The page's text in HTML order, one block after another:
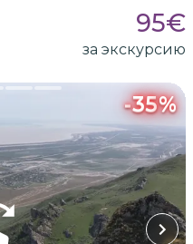
95€
за экскурсию
-35%